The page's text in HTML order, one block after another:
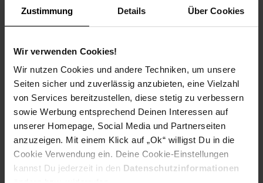
Zustimmung Details Über Cookies
Wir verwenden Cookies!
Wir nutzen Cookies und andere Techniken, um unsere
Seiten sicher und zuverlässig anzubieten, eine Vielzahl
von Services bereitzustellen, diese stetig zu verbessern
sowie Werbung entsprechend Deinen Interessen auf
unserer Homepage, Social Media und Partnerseiten
anzuzeigen. Mit einem Klick auf „Ok“ willigst Du in die
Cookie Verwendung ein. Deine Cookie-Einstellungen
kannst Du jederzeit in den Datenschutzinformationen
ein Unikat & durch sein charmantes Aussehen liegt er bei
Tierhaltern, Naturgarten- und Bauerngarten-Fans voll im Trend.
Aquagart bietet Ihnen qualitativ hochwertige Produkte rund um
Garten- und Teichzubehör an. Unsere Artikel werden nach
definierten Vorgaben für Sie gefertigt. Somit erhalten Sie stets
die beste Produktverarbeitung. Das ist unser Aquagart
Leistungsversprechen!
EINFACHE MONTAGE - Der Zaun wird als Rolle geliefert
und lässt sich kinderleicht mit Schrauben oder